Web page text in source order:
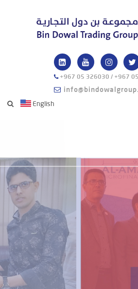
+967 05 326030 / +967
English